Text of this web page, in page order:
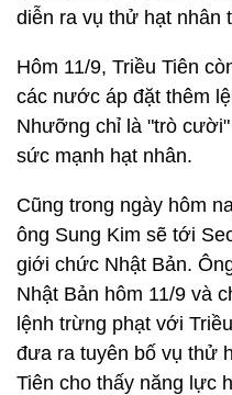
diễn ra vụ thử hạt nhân
Hôm 11/9, Triều Tiên
các nước áp đặt thêm
Nhưỡng chỉ là "trò
sức mạnh hạt nhân.
Cũng trong ngày hôm
ông Sung Kim sẽ tới
giới chức Nhật Bản.
Nhật Bản hôm 11/9 và
lệnh trừng phạt với
đưa ra tuyên bố vụ thử
Tiên cho thấy năng lực